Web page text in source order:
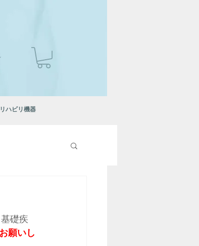
リハビリ機器
礎疾
願いし